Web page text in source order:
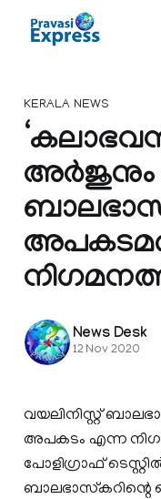
KERALA NEWS
അർജുനും
News Desk
12 Nov 2020
വയലിനിസ്റ്റ്
അപകടം എന്ന
പോളിഗ്രാഫ്